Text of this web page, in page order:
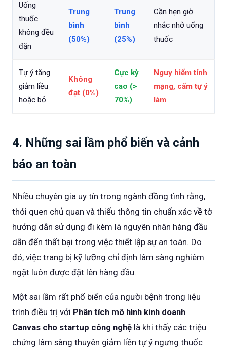
Uống
thuốc
không đều
đặn
Trung
bình
(50%)
Trung
bình
(25%)
Cần hẹn giờ
nhắc nhở uống
thuốc
Tự ý tăng
giảm liều
hoặc bỏ
Không
đạt (0%)
Cực kỳ
cao (>
70%)
Nguy hiểm tính
mạng, cấm tự ý
làm
4. Những sai lầm phổ biến và cảnh
báo an toàn
Nhiều chuyên gia uy tín trong ngành đồng tình rằng,
thói quen chủ quan và thiếu thông tin chuẩn xác về tờ
hướng dẫn sử dụng đi kèm là nguyên nhân hàng đầu
dẫn đến thất bại trong việc thiết lập sự an toàn. Do
đó, việc trang bị kỹ lưỡng chỉ định lâm sàng nghiêm
ngặt luôn được đặt lên hàng đầu.
Một sai lầm rất phổ biến của người bệnh trong liệu
trình điều trị với Phân tích mô hình kinh doanh
Canvas cho startup công nghệ là khi thấy các triệu
chứng lâm sàng thuyên giảm liền tự ý ngưng thuốc